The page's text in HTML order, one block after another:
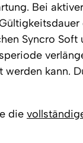
Bei
Syncro
kann.
die